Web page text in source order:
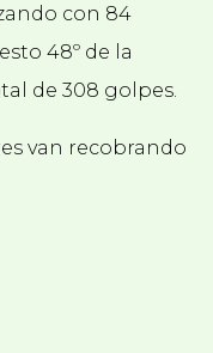
con 84
48º de la
de 308 golpes.
van recobrando